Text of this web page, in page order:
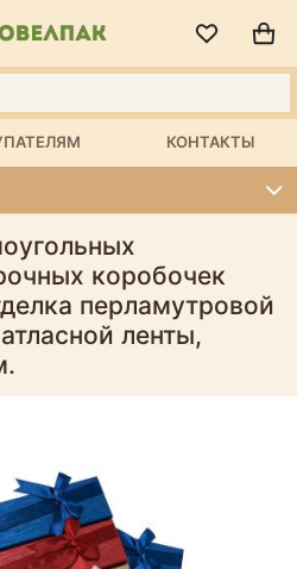
КОНТАКТЫ
коробочек
перламутровой
ленты,